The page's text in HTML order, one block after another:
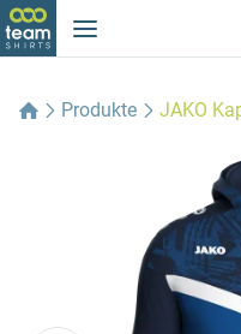
Produkte JAKO